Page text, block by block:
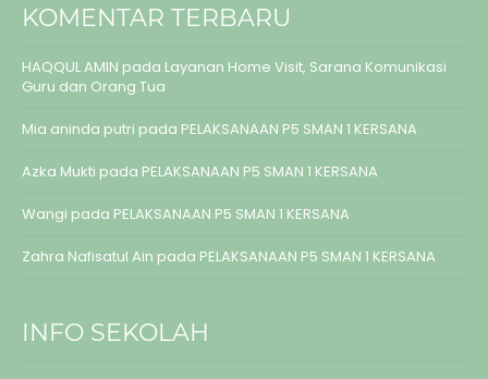
KOMENTAR TERBARU
HAQQUL AMIN pada Layanan Home Visit, Sarana Komunikasi
Guru dan Orang Tua
Mia aninda putri pada PELAKSANAAN P5 SMAN 1 KERSANA
Azka Mukti pada PELAKSANAAN P5 SMAN 1 KERSANA
Wangi pada PELAKSANAAN P5 SMAN 1 KERSANA
Zahra Nafisatul Ain pada PELAKSANAAN P5 SMAN 1 KERSANA
INFO SEKOLAH